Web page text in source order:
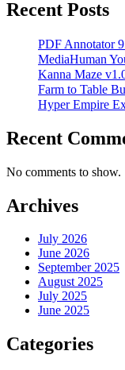
Recent Posts
Recent
No comments to show.
Archives
July 2026
June 2026
September 2025
August 2025
July 2025
June 2025
Categories